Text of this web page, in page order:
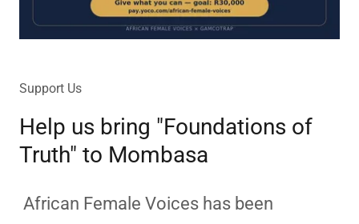
Support Us
Help us bring "Foundations of
Truth" to Mombasa
African Female Voices has been